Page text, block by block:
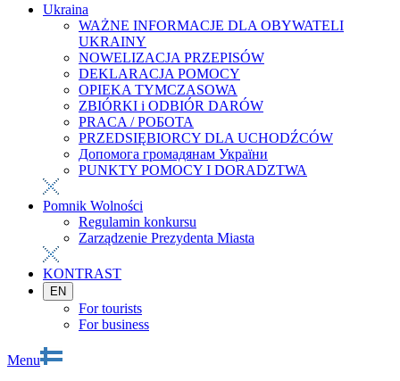
Ukraina
WAŻNE INFORMACJE DLA OBYWATELI
UKRAINY
NOWELIZACJA PRZEPISÓW
DEKLARACJA POMOCY
OPIEKA TYMCZASOWA
ZBIÓRKI i ODBIÓR DARÓW
PRACA / РОБОТА
PRZEDSIĘBIORCY DLA UCHODŹCÓW
Допомога громадянам України
PUNKTY POMOCY I DORADZTWA
Pomnik Wolności
Regulamin konkursu
Zarządzenie Prezydenta Miasta
KONTRAST
EN
For tourists
For business
Menu